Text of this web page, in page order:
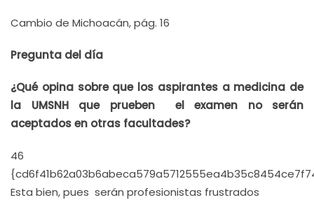
Cambio de Michoacán, pág. 16
Pregunta del día
¿Qué opina sobre que los aspirantes a medicina de
la UMSNH que prueben el examen no serán
aceptados en otras facultades?
46
Esta bien, pues serán profesionistas frustrados